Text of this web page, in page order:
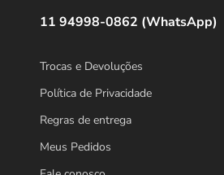
11 94998-0862 (WhatsApp)
Trocas e Devoluções
Política de Privacidade
Regras de entrega
Meus Pedidos